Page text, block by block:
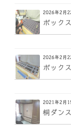
2026年2月
ボック
2026年2月
ボック
2021年2月
桐ダン